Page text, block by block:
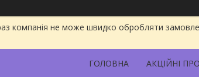
компанія не може швидко обробляти
ГОЛОВНА АКЦІЙНІ